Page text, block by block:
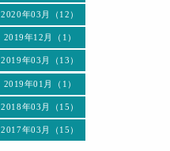
2020年03月（12）
2019年12月（1）
2019年03月（13）
2019年01月（1）
2018年03月（15）
2017年03月（15）